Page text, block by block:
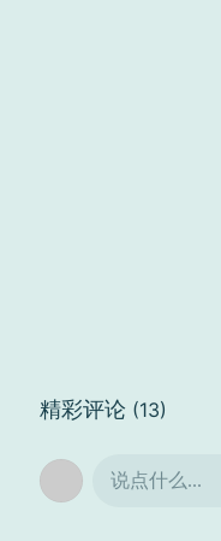
精彩评论 (13)
说点什么...